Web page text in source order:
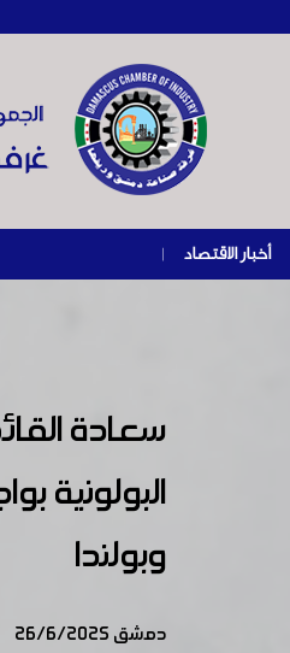
أخبار الاقتصاد |
سعادة
البولونية
وبولندا
دمشق 26/6/2025